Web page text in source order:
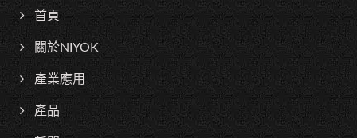
首頁
關於NIYOK
產業應用
產品